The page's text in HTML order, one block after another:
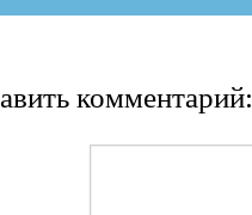
комментарий: